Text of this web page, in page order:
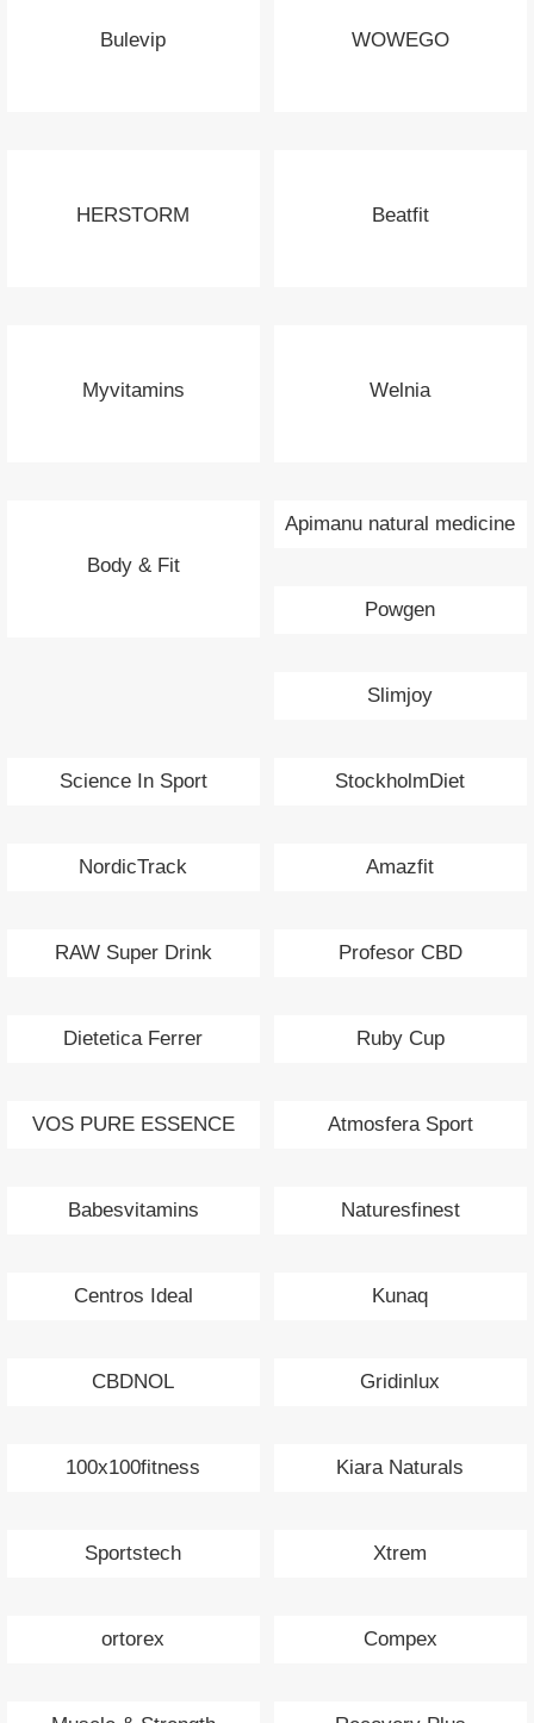
Bulevip WOWEGO
HERSTORM Beatfit
Myvitamins Welnia
Body & Fit
Apimanu natural medicine
Powgen
Slimjoy
Science In Sport StockholmDiet
NordicTrack Amazfit
RAW Super Drink Profesor CBD
Dietetica Ferrer Ruby Cup
VOS PURE ESSENCE Atmosfera Sport
Babesvitamins Naturesfinest
Centros Ideal Kunaq
CBDNOL Gridinlux
100x100fitness Kiara Naturals
Sportstech Xtrem
ortorex Compex